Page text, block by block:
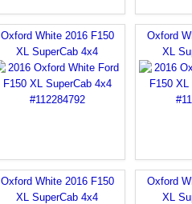
Oxford White 2016 F150
XL SuperCab 4x4
Oxford
XL
Oxford White 2016 F150
XL SuperCab 4x4
Oxford
XL